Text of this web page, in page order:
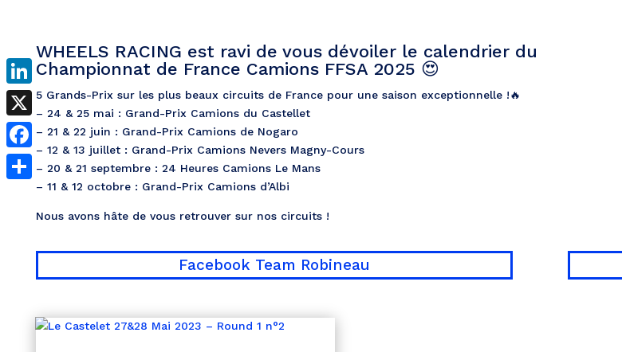
WHEELS RACING est ravi de vous dévoiler le calendrier du
Championnat de France Camions FFSA 2025 😍
5 Grands-Prix sur les plus beaux circuits de France pour une saison exceptionnelle !🔥
– 24 & 25 mai : Grand-Prix Camions du Castellet
– 21 & 22 juin : Grand-Prix Camions de Nogaro
– 12 & 13 juillet : Grand-Prix Camions Nevers Magny-Cours
– 20 & 21 septembre : 24 Heures Camions Le Mans
– 11 & 12 octobre : Grand-Prix Camions d’Albi
Nous avons hâte de vous retrouver sur nos circuits !
Facebook Team Robineau
LinkedIn
X
Facebook
Partager